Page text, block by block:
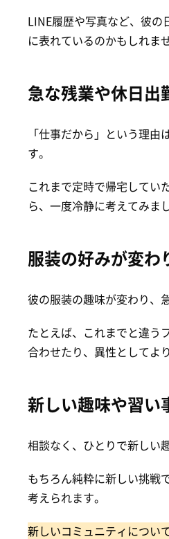
LINE履歴や写真など、彼
に表れているのかもしれま
急な残業や休日出
「仕事だから」という理
す。
これまで定時で帰宅してい
ら、一度冷静に考えてみま
服装の好みが変わ
彼の服装の趣味が変わり、
たとえば、これまでと違う
合わせたり、異性としてよ
新しい趣味や習い
相談なく、ひとりで新しい
もちろん純粋に新しい挑戦
考えられます。
新しいコミュニティについ